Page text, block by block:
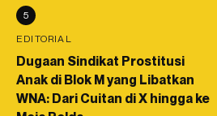
5
EDITORIAL
Dugaan Sindikat Prostitusi
Anak di Blok M yang Libatkan
WNA: Dari Cuitan di X hingga ke